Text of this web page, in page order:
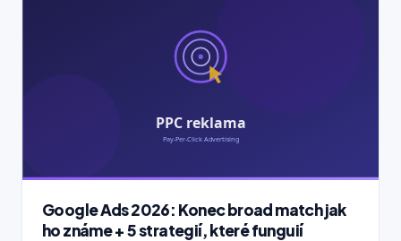
Google Ads 2026: Konec broad match jak
ho známe + 5 strategií, které funguií